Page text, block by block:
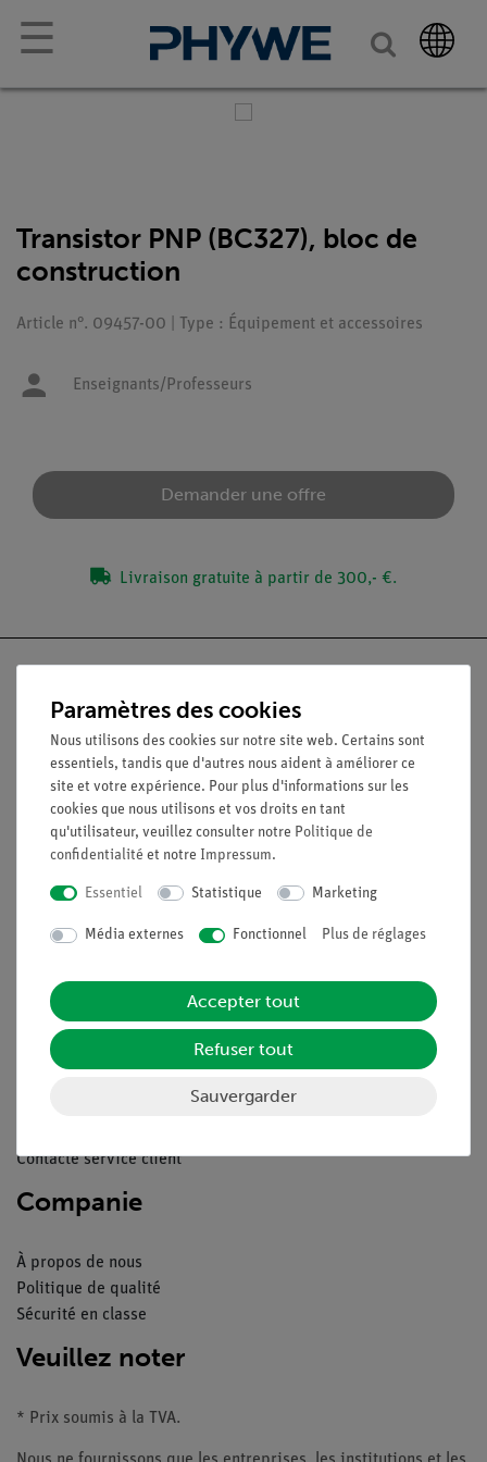
☰
Transistor PNP (BC327), bloc de
construction
Article n°. 09457-00 | Type : Équipement et accessoires
Enseignants/Professeurs
Demander une offre
Livraison gratuite à partir de 300,- €.
Nach oben
Légal
Conditions générales de vente
Déclaration de confidentialité
Service
Aperçu du service
Contacte service client
Companie
À propos de nous
Politique de qualité
Sécurité en classe
Veuillez noter
* Prix soumis à la TVA.
Paramètres des cookies
Nous utilisons des cookies sur notre site web. Certains sont
essentiels, tandis que d'autres nous aident à améliorer ce
site et votre expérience. Pour plus d'informations sur les
cookies que nous utilisons et vos droits en tant
qu'utilisateur, veuillez consulter notre Politique de
confidentialité et notre Impressum.
Essentiel Statistique Marketing
Média externes Fonctionnel Plus de réglages
Accepter tout
Refuser tout
Sauvergarder